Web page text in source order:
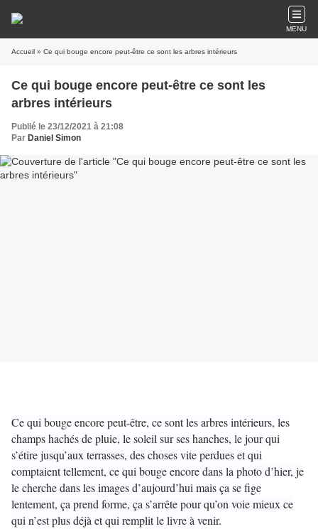
MENU
Accueil » Ce qui bouge encore peut-être ce sont les arbres intérieurs
Ce qui bouge encore peut-être ce sont les
arbres intérieurs
Publié le 23/12/2021 à 21:08
Par Daniel Simon
Ce qui bouge encore peut-être, ce sont les arbres intérieurs, les
champs hachés de pluie, le soleil sur ses hanches, le jour qui
s’étire jusqu’aux terrasses, des choses vite perdues et qui
comptaient tellement, ce qui bouge encore dans la photo d’hier, je
le cherche dans les images d’aujourd’hui mais ça se fige
lentement, ça prend forme, ça s’arrête pour qu’on voie mieux ce
qui n’est plus déjà et qui remplit le livre à venir.